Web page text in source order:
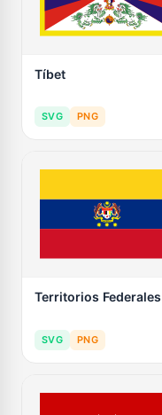
Tíbet
SVG PNG
Territorios Federales
SVG PNG